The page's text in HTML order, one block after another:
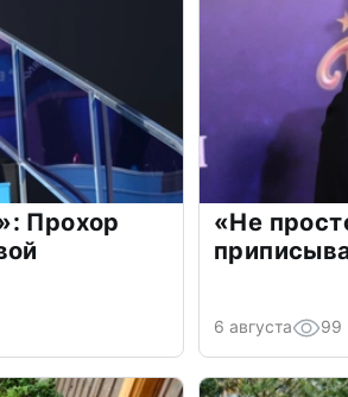
Прохор
«Не
6 августа 99